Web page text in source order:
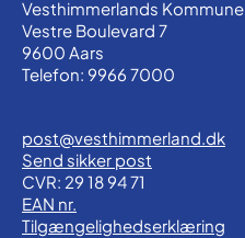
Vesthimmerlands Kommune
Vestre Boulevard 7
9600 Aars
Telefon: 9966 7000
post@vesthimmerland.dk
Send sikker post
CVR: 29 18 94 71
EAN nr.
Tilgængelighedserklæring